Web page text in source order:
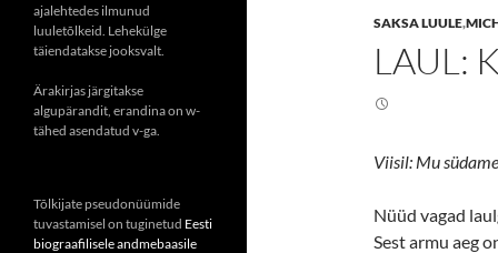
SAKSA LUULE,
LAUL:
Viisil: Mu
Nüüd vagad
Sest armu aeg
ajalehtedes ilmunud
luuletõlkeid. Lehekülge
täiendatakse jooksvalt.
Ärakirjas järgitakse
algupärandit, erandina on w-
tähed asendatud v-ga.
Tõlkijate pseudonüümide
tuvastamisel on tuginetud Eesti
biograafilisele andmebaasile